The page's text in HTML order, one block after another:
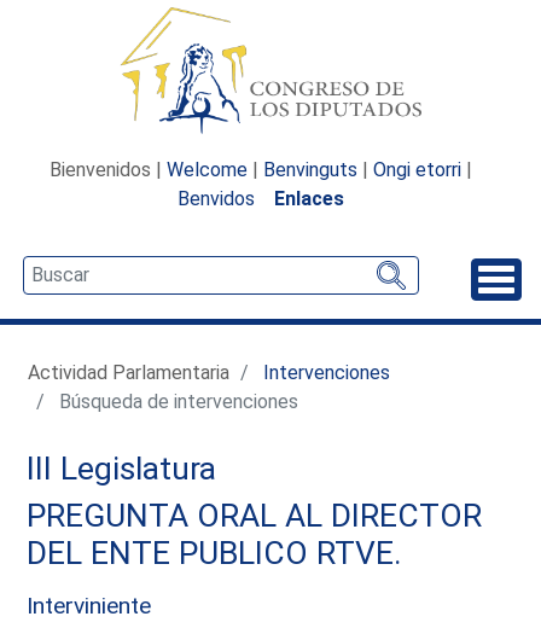
Bienvenidos | Welcome | Benvinguts | Ongi etorri |
Benvidos
Enlaces
Actividad Parlamentaria
Intervenciones
Búsqueda de intervenciones
III Legislatura
PREGUNTA ORAL AL DIRECTOR
DEL ENTE PUBLICO RTVE.
Interviniente